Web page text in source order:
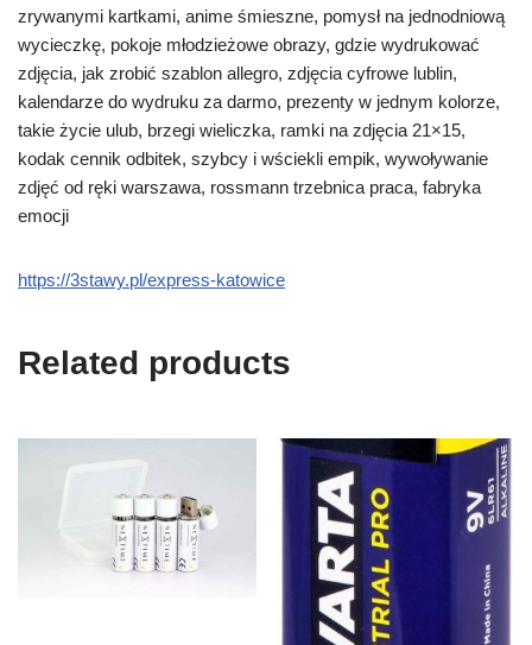
zrywanymi kartkami, anime śmieszne, pomysł na jednodniową
wycieczkę, pokoje młodzieżowe obrazy, gdzie wydrukować
zdjęcia, jak zrobić szablon allegro, zdjęcia cyfrowe lublin,
kalendarze do wydruku za darmo, prezenty w jednym kolorze,
takie życie ulub, brzegi wieliczka, ramki na zdjęcia 21×15,
kodak cennik odbitek, szybcy i wściekli empik, wywoływanie
zdjęć od ręki warszawa, rossmann trzebnica praca, fabryka
emocji
https://3stawy.pl/express-katowice
Related products